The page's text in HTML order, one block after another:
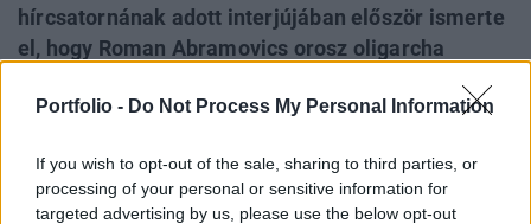
Portfolio - Do Not Process My Personal Information
If you wish to opt-out of the sale, sharing to third parties, or
processing of your personal or sensitive information for
targeted advertising by us, please use the below opt-out
hírcsatornának adott interjújában először ismerte
el, hogy Roman Abramovics orosz oligarcha
Moszkvával folytatandó béketárgyalások
nyomatékosította, hogy Ukrajna nem mond le a
Donyec-medencéről – írja a Reuters.